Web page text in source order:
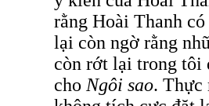
rằng Hoài Thanh
lại còn ngờ rằng
còn rớt lại trong tôi
cho Ngôi sao. Thực